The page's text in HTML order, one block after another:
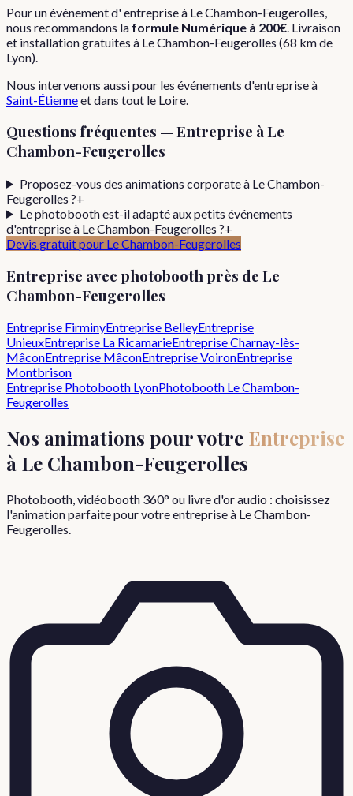
Pourun événement d'entrepriseà Le Chambon-Feugerolles
nous recommandons la formule Numérique à 200€ . Livraison
et installation gratuites à Le Chambon-Feugerolles (68 km de
Lyon).
Nous intervenons aussi pour les événements d'entrepriseà
Saint-Étienneet dans tout le Loire
Questions fréquentes — Entreprise àLe
Chambon-Feugerolles
Proposez-vous des animations corporate à Le Chambon-
Feugerolles ?+
Le photobooth est-il adapté aux petits événements
d'entreprise à Le Chambon-Feugerolles ?+
Devis gratuit pour Le Chambon-Feugerolles
Entreprise avec photobooth près de Le
Chambon-Feugerolles
Entreprise FirminyEntreprise BelleyEntreprise
UnieuxEntreprise La RicamarieEntrepriseCharnay-lès-
MâconEntreprise MâconEntrepriseVoironEntreprise
Montbrison
Entreprise Photobooth LyonPhotobooth Le Chambon-
Feugerolles
Nos animations pour votre Entreprise
à Le Chambon-Feugerolles
Photobooth, vidéobooth 360° ou livre d'or audio : choisissez
l'animation parfaite pour votreentrepriseà Le Chambon-
Feugerolles.